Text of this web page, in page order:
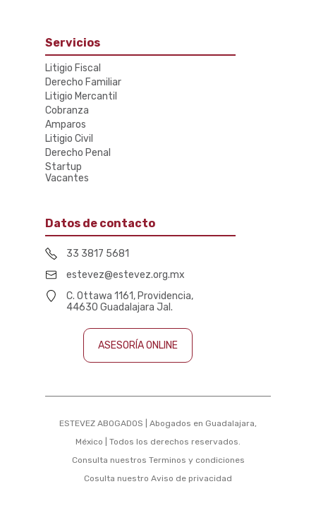
Servicios
Litigio Fiscal
Derecho Familiar
Litigio Mercantil
Cobranza
Amparos
Litigio Civil
Derecho Penal
Startup
Vacantes
Datos de contacto
33 3817 5681
estevez@estevez.org.mx
C. Ottawa 1161, Providencia,
44630 Guadalajara Jal.
ASESORÍA ONLINE
ESTEVEZ ABOGADOS | Abogados en Guadalajara,
México | Todos los derechos reservados.
Consulta nuestros Terminos y condiciones
Cosulta nuestro Aviso de privacidad